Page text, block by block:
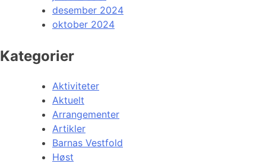
desember 2024
oktober 2024
Kategorier
Aktiviteter
Aktuelt
Arrangementer
Artikler
Barnas Vestfold
Høst